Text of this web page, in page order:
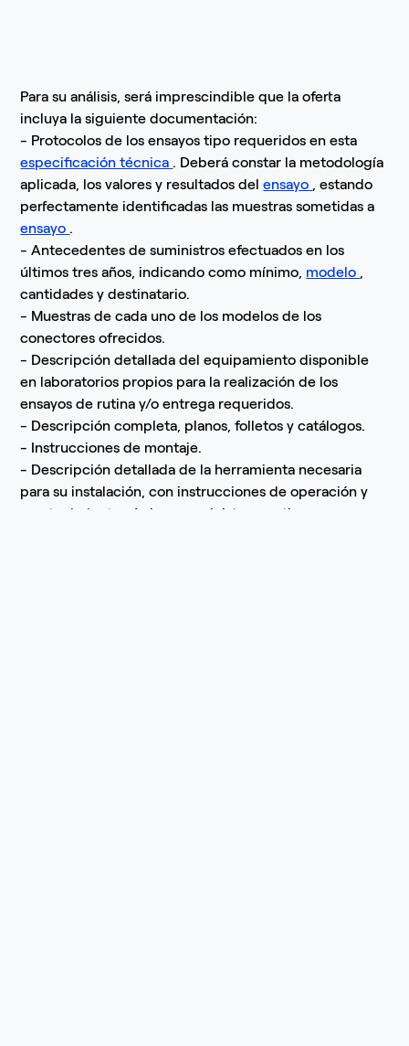
Para su análisis, será imprescindible que la oferta
incluya la siguiente documentación:
- Protocolos de los ensayos tipo requeridos en esta
especificación técnica . Deberá constar la metodología
aplicada, los valores y resultados delensayo , estando
perfectamente identificadas las muestras sometidas a
ensayo .
- Antecedentes de suministros efectuados en los
últimos tres años, indicando como mínimo, modelo ,
cantidades y destinatario.
- Muestras de cada uno de los modelos de los
conectores ofrecidos.
- Descripción detallada del equipamiento disponible
en laboratorios propios para la realización de los
ensayos de rutina y/o entrega requeridos.
- Descripción completa, planos, folletos y catálogos.
- Instrucciones de montaje.
- Descripción detallada de la herramienta necesaria
para su instalación, con instrucciones de operación y
mantenimiento
. Aclarar suministro y cotizar.